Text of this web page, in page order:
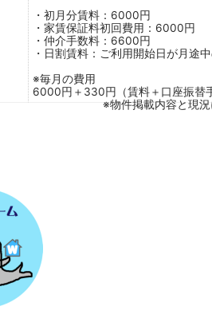
・初月分賃料：6000円
・家賃保証料初回費用：6000円
・仲介手数料：6600円
・日割賃料：ご利用開始日が月途
※毎月の費用
6000円＋330円（賃料＋口座振替
※物件掲載内容と現